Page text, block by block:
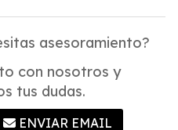
asesoramiento?
con nosotros y
tus dudas.
ENVIAR EMAIL